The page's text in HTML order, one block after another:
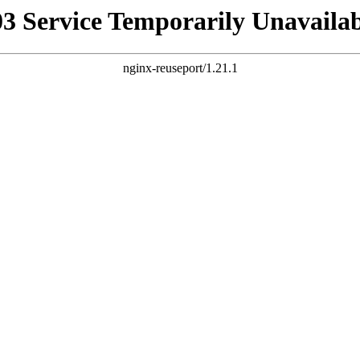
Service Temporarily
nginx-reuseport/1.21.1